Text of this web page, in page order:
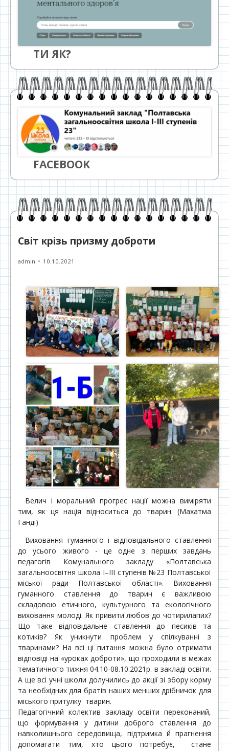
ТИ ЯК?
FACEBOOK
Світ крізь призму доброти
Автор
admin Опубліковано
10.10.2021
Велич і моральний прогрес нації можна виміряти
тим, як ця нація відноситься до тварин. (Махатма
Ганді)
Виховання гуманного і відповідального ставлення
до усього живого - це одне з перших завдань
педагогів Комунального закладу «Полтавська
загальноосвітня школа І–ІІІ ступенів №23 Полтавської
міської ради Полтавської області». Виховання
гуманного ставлення до тварин є важливою
складовою етичного, культурного та екологічного
виховання молоді. Як привити любов до чотирилапих?
Що таке відповідальне ставлення до песиків та
котиків? Як уникнути проблем у спілкуванні з
тваринами? На всі ці питання можна було отримати
відповіді на «уроках доброти», що проходили в межах
тематичного тижня 04.10-08.10.2021р. в закладі освіти.
А ще всі учні школи долучились до акції зі збору корму
та необхідних для братів наших менших дрібничок для
міського притулку тварин.
Педагогічний колектив закладу освіти переконаний,
що формування у дитини доброго ставлення до
навколишнього середовища, підтримка й прагнення
допомагати тим, хто цього потребує, стане